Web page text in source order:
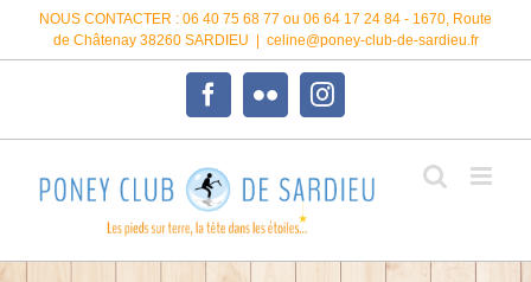
Passer
contenu
NOUS CONTACTER : 06 40 75 68 77 ou 06 64 17 24 84 - 1670, Route
de Châtenay 38260 SARDIEU
celine@poney-club-de-sardieu.fr
FacebookFlickrInstagram